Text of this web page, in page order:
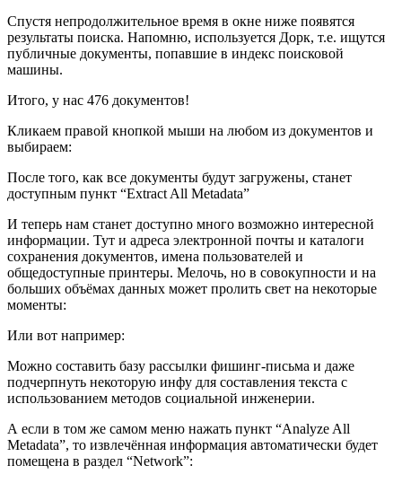
Спустя непродолжительное время в окне ниже появятся
результаты поиска. Напомню, используется Дорк, т.е. ищутся
публичные документы, попавшие в индекс поисковой
машины.
Итого, у нас 476 документов!
Кликаем правой кнопкой мыши на любом из документов и
выбираем:
После того, как все документы будут загружены, станет
доступным пункт “Extract All Metadata”
И теперь нам станет доступно много возможно интересной
информации. Тут и адреса электронной почты и каталоги
сохранения документов, имена пользователей и
общедоступные принтеры. Мелочь, но в совокупности и на
больших объёмах данных может пролить свет на некоторые
моменты:
Или вот например:
Можно составить базу рассылки фишинг-письма и даже
подчерпнуть некоторую инфу для составления текста с
использованием методов социальной инженерии.
А если в том же самом меню нажать пункт “Analyze All
Metadata”, то извлечённая информация автоматически будет
помещена в раздел “Network”: